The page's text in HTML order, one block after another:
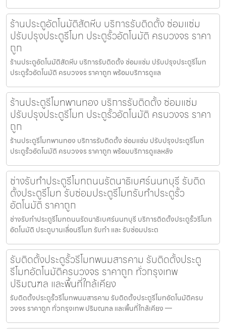
ร้านประตูอัตโนมัติสัตหีบ บริการรับติดตั้ง ซ่อมแซ่ม
ปรับปรุงประตูรีโมท ประตูรั้วอัตโนมัติ ครบวงจร ราคา
ถูก
ร้านประตูอัตโนมัติสัตหีบ บริการรับติดตั้ง ซ่อมแซ่ม ปรับปรุงประตูรีโมท
ประตูรั้วอัตโนมัติ ครบวงจร ราคาถูก พร้อมบริการดูแล
ร้านประตูรีโมทพานทอง บริการรับติดตั้ง ซ่อมแซ่ม
ปรับปรุงประตูรีโมท ประตูรั้วอัตโนมัติ ครบวงจร ราคา
ถูก
ร้านประตูรีโมทพานทอง บริการรับติดตั้ง ซ่อมแซ่ม ปรับปรุงประตูรีโมท
ประตูรั้วอัตโนมัติ ครบวงจร ราคาถูก พร้อมบริการดูแลหลัง
ช่างรับทำประตูรีโมทถนนรัตนาธิเบศร์นนทบุรี รับติด
ตั้งประตูรีโมท รับซ่อมประตูรีโมทรับทำประตูรั้ว
อัตโนมัติ ราคาถูก
ช่างรับทำประตูรีโมทถนนรัตนาธิเบศร์นนทบุรี บริการติดตั้งประตูรั้วรีโมท
อัตโนมัติ ประตูบานเลื่อนรีโมท รับทำ และ รับซ่อมประต
รับติดตั้งประตูรั้วรีโมทพนมสารคาม รับติดตั้งประตู
รีโมทอัตโนมัติครบวงจร ราคาถูก ทั่วกรุงเทพ
ปริมณฑล และพื้นที่ใกล้เคียง
รับติดตั้งประตูรั้วรีโมทพนมสารคาม รับติดตั้งประตูรีโมทอัตโนมัติครบ
วงจร ราคาถูก ทั่วกรุงเทพ ปริมณฑล และพื้นที่ใกล้เคียง —